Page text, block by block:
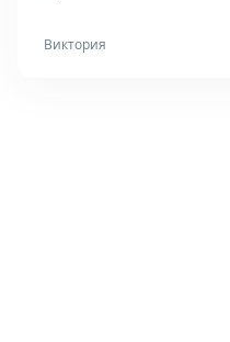
Виктория